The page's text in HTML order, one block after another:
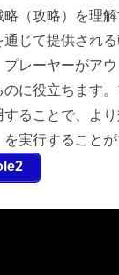
（攻略）を理
じて提供される
レーヤーがア
に役立ちます
ることで、よ
実行することが